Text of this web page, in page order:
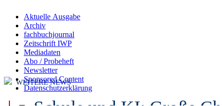
Aktuelle Ausgabe
Archiv
fachbuchjournal
Zeitschrift IWP
Mediadaten
Abo / Probeheft
Newsletter
Sponsored Content
Datenschutzerklärung
WEITERE NEWS